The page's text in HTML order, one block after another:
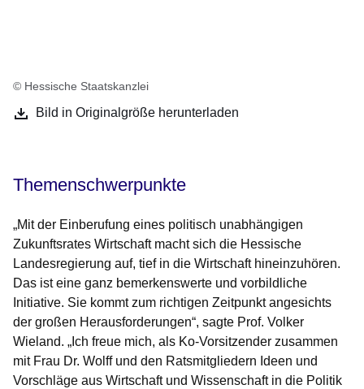
© Hessische Staatskanzlei
Bild in Originalgröße herunterladen
Themenschwerpunkte
„Mit der Einberufung eines politisch unabhängigen
Zukunftsrates Wirtschaft macht sich die Hessische
Landesregierung auf, tief in die Wirtschaft hineinzuhören.
Das ist eine ganz bemerkenswerte und vorbildliche
Initiative. Sie kommt zum richtigen Zeitpunkt angesichts
der großen Herausforderungen“, sagte Prof. Volker
Wieland. „Ich freue mich, als Ko-Vorsitzender zusammen
mit Frau Dr. Wolff und den Ratsmitgliedern Ideen und
Vorschläge aus Wirtschaft und Wissenschaft in die Politik